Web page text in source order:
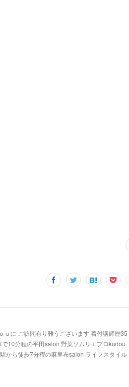
に ご訪問有り難うございます 着付講師歴35
10分程の平田salon 野菜ソムリエプロkudou
から徒歩7分程の麻里布salon ライフスタイル